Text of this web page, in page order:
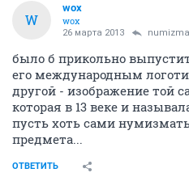
W
wox
wox
26 марта 2013
было б прикольно
его международным
другой - изображение той
которая в 13 веке и
пусть хоть сами
предмета...
ОТВЕТИТЬ